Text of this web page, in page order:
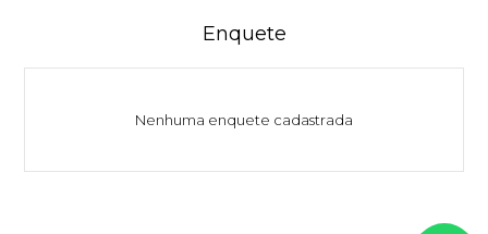
Enquete
Nenhuma enquete cadastrada